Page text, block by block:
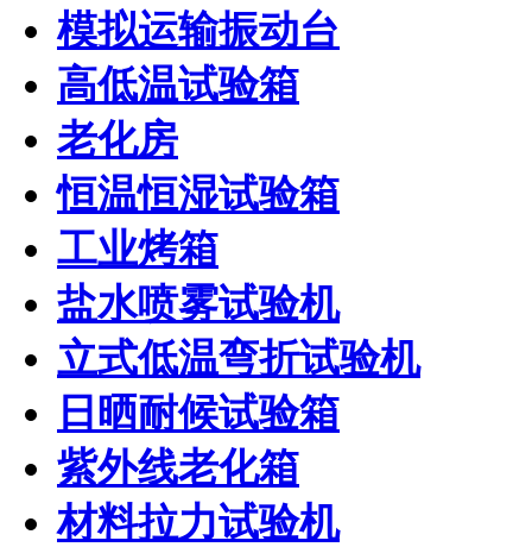
模拟运输振动台
高低温试验箱
老化房
恒温恒湿试验箱
工业烤箱
盐水喷雾试验机
立式低温弯折试验机
日晒耐候试验箱
紫外线老化箱
材料拉力试验机